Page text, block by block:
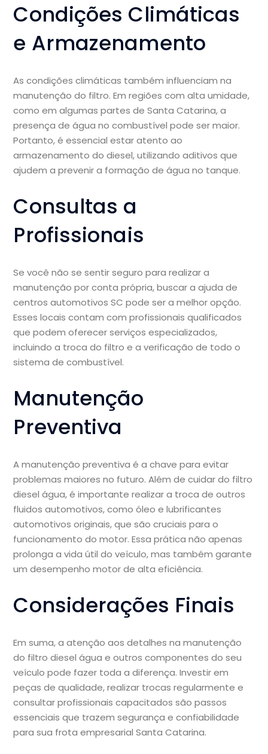
Condições Climáticas
e Armazenamento
As condições climáticas também influenciam na
manutenção do filtro. Em regiões com alta umidade,
como em algumas partes de Santa Catarina, a
presença de água no combustível pode ser maior.
Portanto, é essencial estar atento ao
armazenamento do diesel, utilizando aditivos que
ajudem a prevenir a formação de água no tanque.
Consultas a
Profissionais
Se você não se sentir seguro para realizar a
manutenção por conta própria, buscar a ajuda de
centros automotivos SC pode ser a melhor opção.
Esses locais contam com profissionais qualificados
que podem oferecer serviços especializados,
incluindo a troca do filtro e a verificação de todo o
sistema de combustível.
Manutenção
Preventiva
A manutenção preventiva é a chave para evitar
problemas maiores no futuro. Além de cuidar do filtro
diesel água, é importante realizar a troca de outros
fluidos automotivos, como óleo e lubrificantes
automotivos originais, que são cruciais para o
funcionamento do motor. Essa prática não apenas
prolonga a vida útil do veículo, mas também garante
um desempenho motor de alta eficiência.
Considerações Finais
Em suma, a atenção aos detalhes na manutenção
do filtro diesel água e outros componentes do seu
veículo pode fazer toda a diferença. Investir em
peças de qualidade, realizar trocas regularmente e
consultar profissionais capacitados são passos
essenciais que trazem segurança e confiabilidade
para sua frota empresarial Santa Catarina.